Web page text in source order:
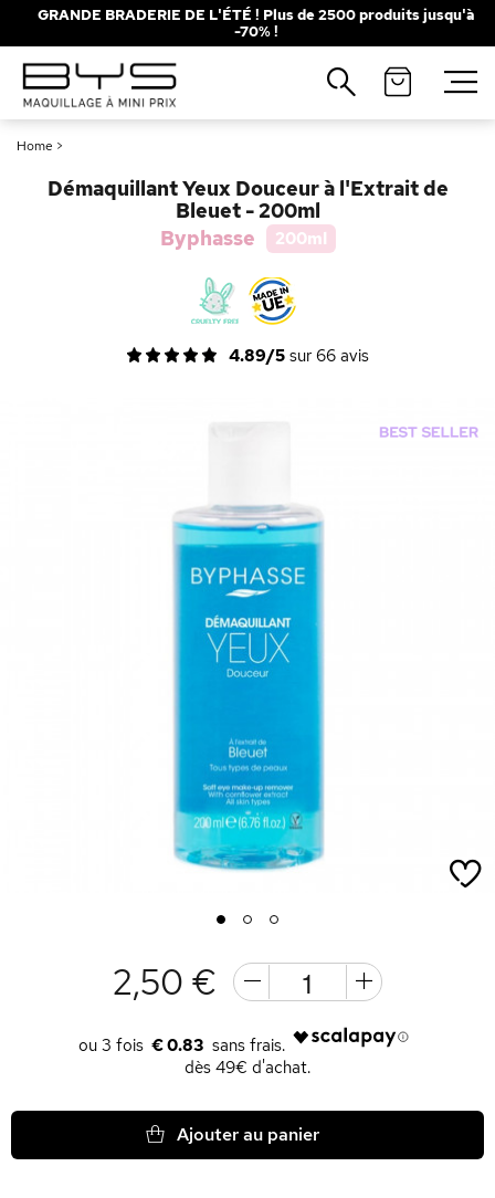
GRANDE BRADERIE DE L'ÉTÉ ! Plus de 2500 produits jusqu'à
-70% !
Home >
Démaquillant Yeux Douceur à l'Extrait de
Bleuet - 200ml
Byphasse
200ml
4.89/5 sur 66 avis
1 2 3
2,50 €
€ 0.83
dès 49€ d'achat.
Ajouter au panier
Fermer
Recherches populaires
Solaire
Rouge à Lèvres